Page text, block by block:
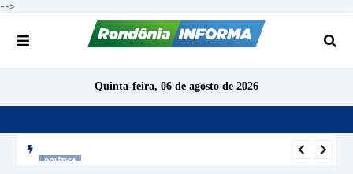
-->
Quinta-feira, 06 de agosto de 2026